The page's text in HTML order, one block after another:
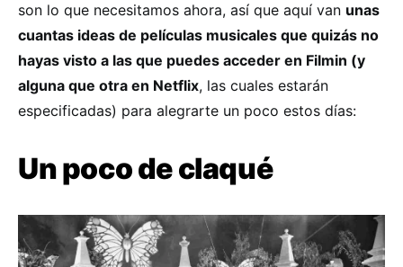
son lo que necesitamos ahora, así que aquí van unas
cuantas ideas de películas musicales que quizás no
hayas visto a las que puedes acceder en Filmin (y
alguna que otra en Netflix, las cuales estarán
especificadas) para alegrarte un poco estos días:
Un poco de claqué